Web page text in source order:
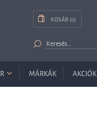
KOSÁR (0)
MÁRKÁK AKCIÓK